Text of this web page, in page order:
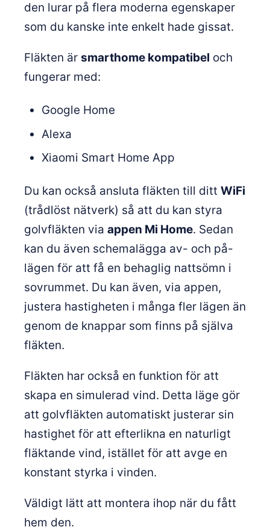
den lurar på flera moderna egenskaper
som du kanske inte enkelt hade gissat.
Fläkten är smarthome kompatibel och
fungerar med:
Google Home
Alexa
Xiaomi Smart Home App
Du kan också ansluta fläkten till ditt WiFi
(trådlöst nätverk) så att du kan styra
golvfläkten via appen Mi Home. Sedan
kan du även schemalägga av- och på-
lägen för att få en behaglig nattsömn i
sovrummet. Du kan även, via appen,
justera hastigheten i många fler lägen än
genom de knappar som finns på själva
fläkten.
Fläkten har också en funktion för att
skapa en simulerad vind. Detta läge gör
att golvfläkten automatiskt justerar sin
hastighet för att efterlikna en naturligt
fläktande vind, istället för att avge en
konstant styrka i vinden.
Väldigt lätt att montera ihop när du fått
hem den.